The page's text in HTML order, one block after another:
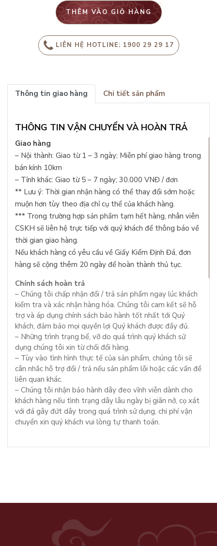
THÊM VÀO GIỎ HÀNG
LIÊN HỆ HOTLINE: 1900 29 29 17
Thông tin giao hàng Chi tiết sản phẩm
THÔNG TIN VẬN CHUYỂN VÀ HOÀN TRẢ
Giao hàng
– Nội thành: Giao từ 1 – 3 ngày; Miễn phí giao hàng trong
bán kính 10km
– Tỉnh khác: Giao từ 5 – 7 ngày; 30.000 VNĐ / đơn
** Lưu ý: Thời gian nhận hàng có thể thay đổi sớm hoặc
muộn hơn tùy theo địa chỉ cụ thể của khách hàng.
*** Trong trường hợp sản phầm tạm hết hàng, nhân viên
CSKH sẽ liên hệ trực tiếp với quý khách để thông báo về
thời gian giao hàng.
Nếu khách hàng có yêu cầu về Giấy Kiểm Định Đá, đơn
hàng sẽ cộng thêm 20 ngày để hoàn thành thủ tục.
Chính sách hoàn trả
– Chúng tôi chấp nhận đổi / trả sản phẩm ngay lúc khách
kiểm tra và xác nhận hàng hóa. Chúng tôi cam kết sẽ hỗ
trợ và áp dụng chính sách bảo hành tốt nhất tới Quý
khách, đảm bảo mọi quyền lợi Quý khách được đầy đủ.
– Những trình trạng bể, vỡ do quá trình quý khách sử
dụng chúng tôi xin từ chối đổi hàng.
– Tùy vào tình hình thực tế của sản phẩm, chúng tôi sẽ
cân nhắc hỗ trợ đổi / trả nếu sản phẩm lỗi hoặc các vấn đề
liên quan khác.
– Chúng tôi nhận bảo hành dây đeo vĩnh viễn dành cho
khách hàng nếu tình trạng dây lâu ngày bị giãn nở, cọ xát
với đá gây đứt dây trong quá trình sử dụng, chi phí vận
chuyển xin quý khách vui lòng tự thanh toán.